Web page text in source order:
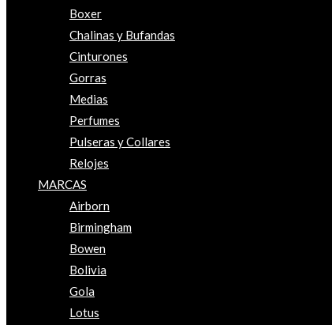
Boxer
Chalinas y Bufandas
Cinturones
Gorras
Medias
Perfumes
Pulseras y Collares
Relojes
MARCAS
Airborn
Birmingham
Bowen
Bolivia
Gola
Lotus